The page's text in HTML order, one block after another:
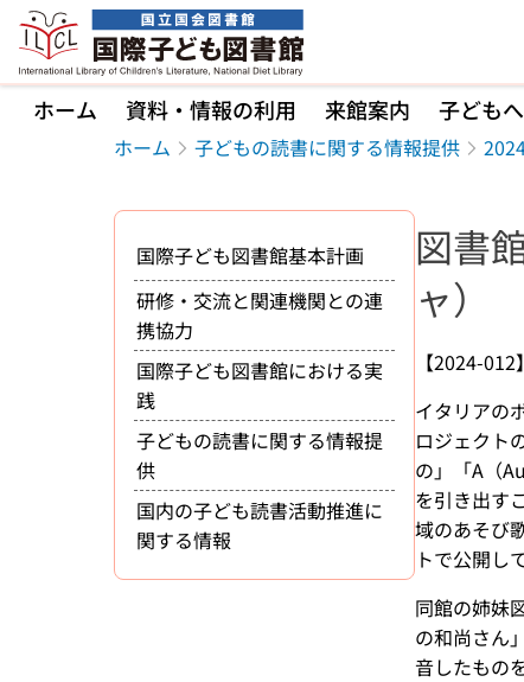
本文へ移動
ホーム 資料・情報の利用 来館案内 子ども
ホーム 子どもの読書に関する情報提供
図書
ャ）
【2024-012】
イタリアの
ロジェクト
の」「A（
を引き出す
域のあそび
トで公開し
同館の姉妹
の和尚さん
音したもの
国際子ども図書館基本計画
研修・交流と関連機関との連
携協力
国際子ども図書館における実
践
子どもの読書に関する情報提
供
国内の子ども読書活動推進に
関する情報